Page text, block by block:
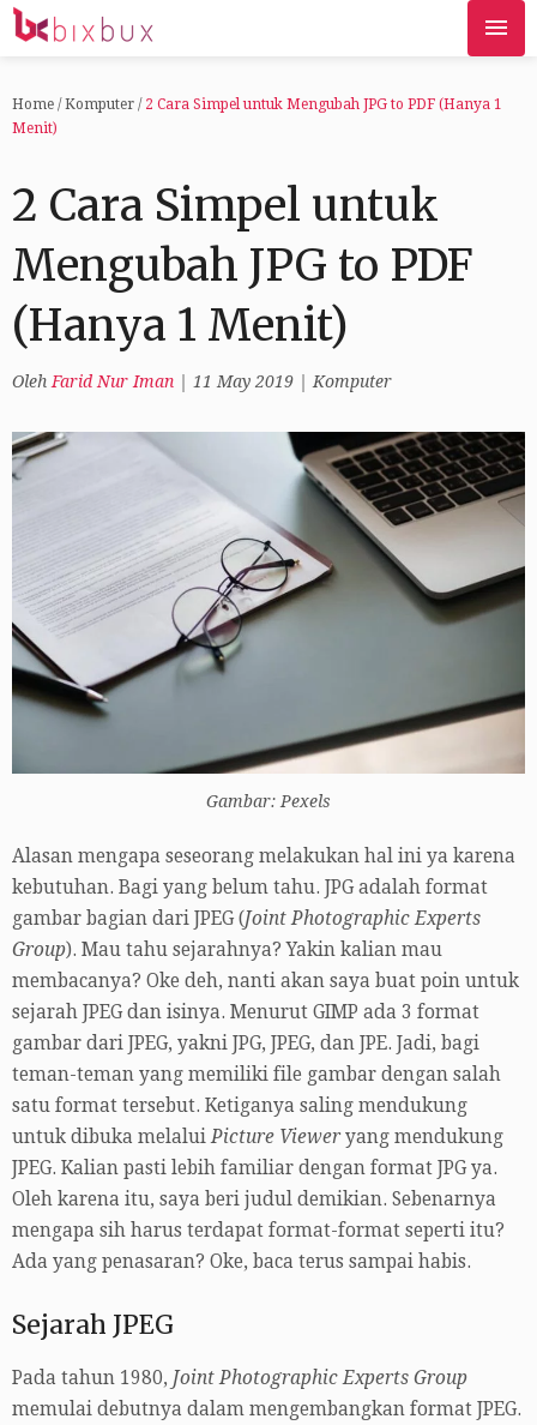
Home / Komputer / 2 Cara Simpel untuk Mengubah JPG to PDF (Hanya 1
Menit)
2 Cara Simpel untuk
Mengubah JPG to PDF
(Hanya 1 Menit)
Oleh Farid Nur Iman 11 May 2019 Komputer
Gambar: Pexels
Alasan mengapa seseorang melakukan hal ini ya karena
kebutuhan. Bagi yang belum tahu. JPG adalah format
gambar bagian dari JPEG (Joint Photographic Experts
Group). Mau tahu sejarahnya? Yakin kalian mau
membacanya? Oke deh, nanti akan saya buat poin untuk
sejarah JPEG dan isinya. Menurut GIMP ada 3 format
gambar dari JPEG, yakni JPG, JPEG, dan JPE. Jadi, bagi
teman-teman yang memiliki file gambar dengan salah
satu format tersebut. Ketiganya saling mendukung
untuk dibuka melaluiPicture Vieweryang mendukung
JPEG. Kalian pasti lebih familiar dengan format JPG ya.
Oleh karena itu, saya beri judul demikian. Sebenarnya
mengapa sih harus terdapat format-format seperti itu?
Ada yang penasaran? Oke, baca terus sampai habis.
Sejarah JPEG
Pada tahun 1980, Joint Photographic Experts Group
memulai debutnya dalam mengembangkan format JPEG.